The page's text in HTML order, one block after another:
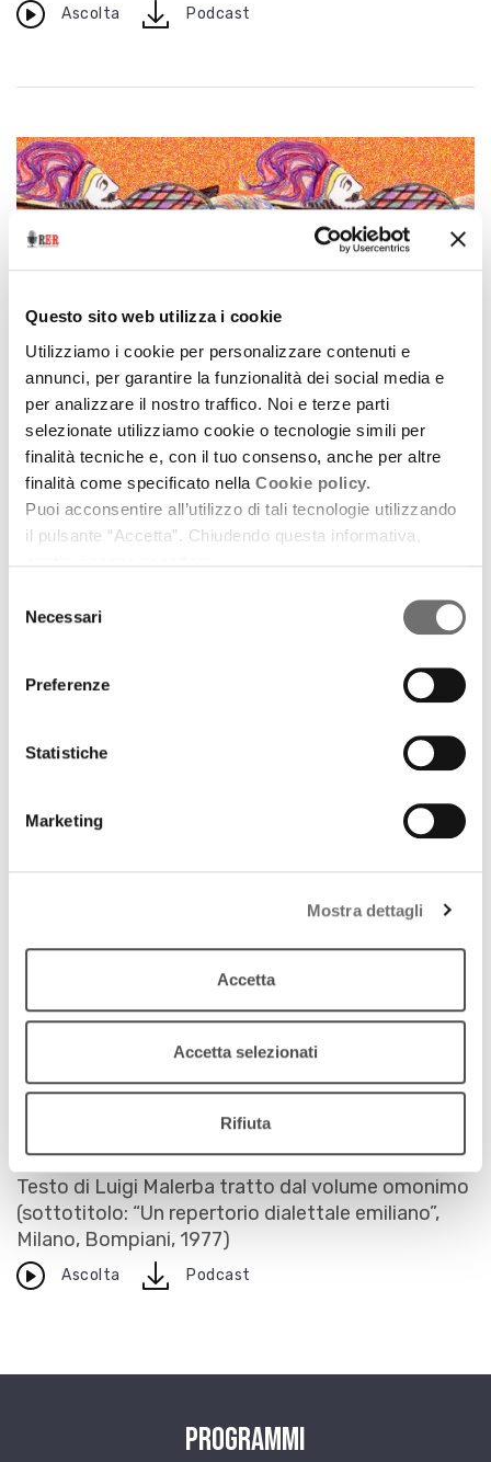
Questo sito web utilizza i cookie
Utilizziamo i cookie per personalizzare contenuti e
annunci, per garantire la funzionalità dei social media e
per analizzare il nostro traffico. Noi e terze parti
selezionate utilizziamo cookie o tecnologie simili per
finalità tecniche e, con il tuo consenso, anche per altre
finalità come specificato nella Cookie policy.
Puoi acconsentire all’utilizzo di tali tecnologie utilizzando
il pulsante “Accetta”. Chiudendo questa informativa,
delNecessari
Preferenze
Statistiche
Marketing
Mostra dettagli
Accetta
Accetta selezionati
Rifiuta
Ascolta downloadPodcast
Racconti d'autore
La pazzia di Orlando
22 settembre 2016
(Milano, Mondadori, 1995)
Le parole abbandonate
Testo di Luigi Malerba tratto dal volume omonimo
(sottotitolo: “Un repertorio dialettale emiliano”,
Milano, Bompiani, 1977)
Ascolta downloadPodcast
Programmi